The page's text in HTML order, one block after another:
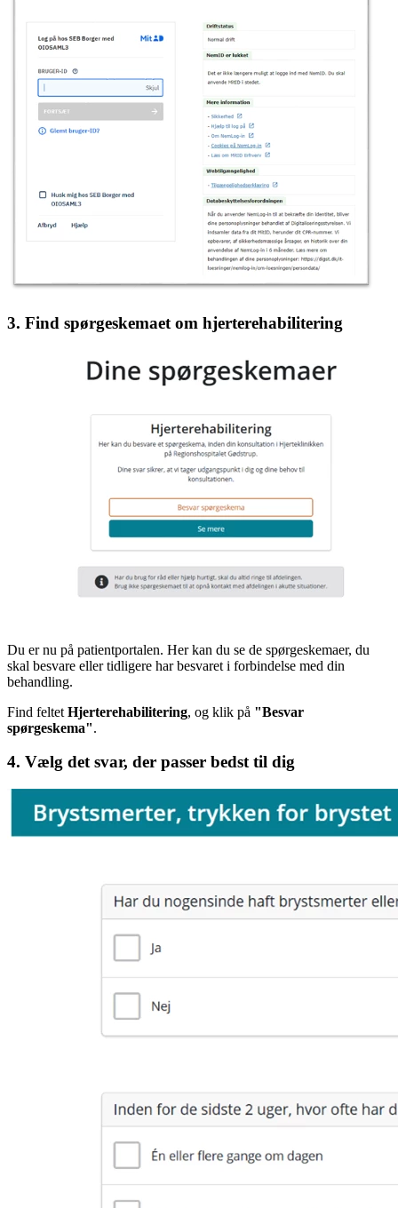
3. Find spørgeskemaet om hjerterehabilitering
Du er nu på patientportalen. Her kan du se de spørgeskemaer, du
skal besvare eller tidligere har besvaret i forbindelse med din
behandling.
Find feltet Hjerterehabilitering, og klik på "Besvar
spørgeskema".
4. Vælg det svar, der passer bedst til dig